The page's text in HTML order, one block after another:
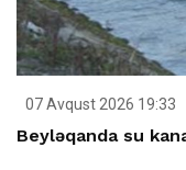
07 Avqust 2026 19:33
Beyləqanda su